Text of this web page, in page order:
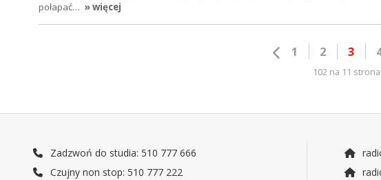
połapać… » więcej
1 2 3
102 na 11
Zadzwoń do studia: 510 777 666
Czujny non stop: 510 777 222